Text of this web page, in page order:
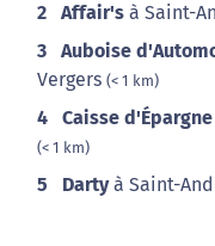
2 Affair's à Saint-
3 Auboise
Vergers (< 1 km)
4 Caisse d'Épargne
(< 1 km)
5 Dartyà Saint-